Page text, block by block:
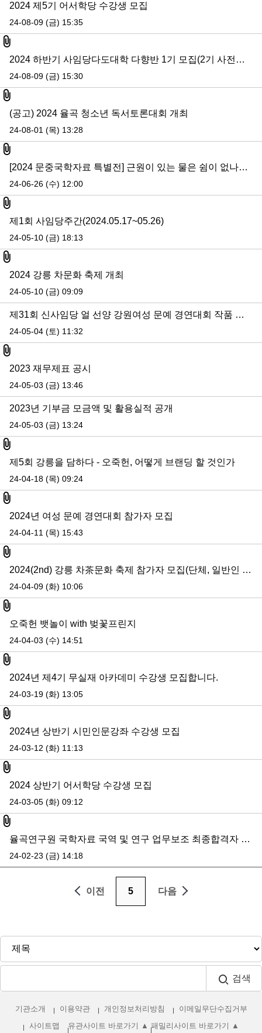
2024 제5기 어서학당 수강생 모집
24-08-09 (금) 15:35
첨부파일
2024 하반기 사임당다도대학 다향반 1기 모집(2기 사전모집 내용 추가)
24-08-09 (금) 15:30
첨부파일
(공고) 2024 율곡 청소년 독서토론대회 개최
24-08-01 (목) 13:28
첨부파일
[2024 문중국학자료 특별전] 근원이 있는 물은 쉼이 없나니 - 전주이씨 선교장
24-06-26 (수) 12:00
첨부파일
제1회 사임당주간(2024.05.17~05.26)
24-05-10 (금) 18:13
첨부파일
2024 강릉 차문화 축제 개최
24-05-10 (금) 09:09
제31회 신사임당 얼 선양 강원여성 문예 경연대회 작품 심사 결과 공지
24-05-04 (토) 11:32
첨부파일
2023 재무제표 공시
24-05-03 (금) 13:46
2023년 기부금 모금액 및 활용실적 공개
24-05-03 (금) 13:24
첨부파일
제5회 강릉을 담하다 - 오죽헌, 어떻게 브랜딩 할 것인가
24-04-18 (목) 09:24
첨부파일
2024년 여성 문예 경연대회 참가자 모집
24-04-11 (목) 15:43
첨부파일
2024(2nd) 강릉 차茶문화 축제 참가자 모집(단체, 일반인 등)
24-04-09 (화) 10:06
첨부파일
오죽헌 뱃놀이 with 벚꽃프린지
24-04-03 (수) 14:51
첨부파일
2024년 제4기 무실재 아카데미 수강생 모집합니다.
24-03-19 (화) 13:05
첨부파일
2024년 상반기 시민인문강좌 수강생 모집
24-03-12 (화) 11:13
첨부파일
2024 상반기 어서학당 수강생 모집
24-03-05 (화) 09:12
첨부파일
율곡연구원 국학자료 국역 및 연구 업무보조 최종합격자 발표
24-02-23 (금) 14:18
이전 5 다음
검색
기관소개 이용약관 개인정보처리방침
이메일무단수집거부
사이트맵
유관사이트 바로가기 ▲ 패밀리사이트 바로가기 ▲